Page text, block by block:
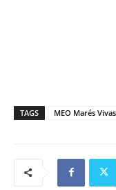
TAGS MEO Marés Vivas